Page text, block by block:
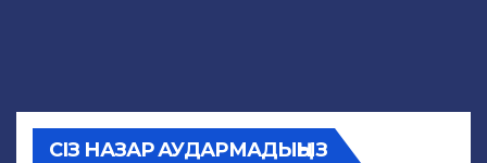
СІЗ НАЗАР АУДАРМАДЫҢЫЗ